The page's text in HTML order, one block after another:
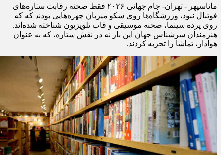
ماناسپهر - تهران- جام جهانی ۲۰۲۶ فقط صحنه رقابت ستاره‌های
فوتبال نبود، ورزشگاه‌ها روی سکو میزبان چهره‌هایی بودند که که
روی پرده سینما، صحنه موسیقی و قاب تلویزیون شناخته شده‌اند.
هنرمندان سرشناس جهان این بار نه در نقش ستاره، که به عنوان
هوادار، تماشا را تجربه کردند.